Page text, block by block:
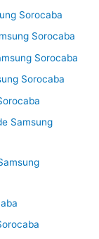
Sorocaba
Sorocaba
Sorocaba
Sorocaba
Samsung